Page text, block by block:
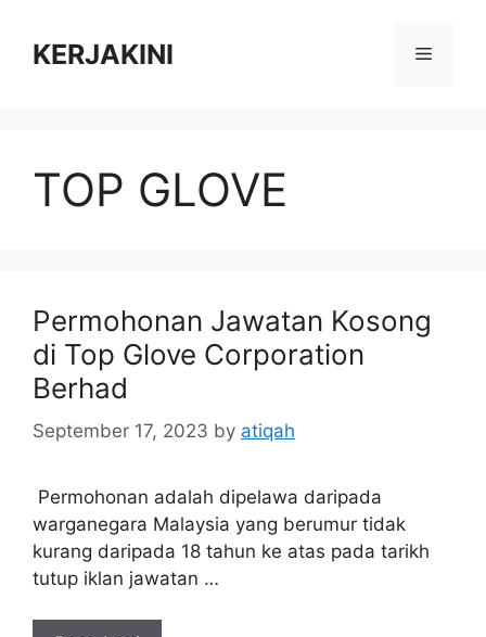
contentKERJAKINI Menu
TOP GLOVE
Permohonan Jawatan Kosong
di Top Glove Corporation
Berhad
September 17, 2023 by atiqah
Permohonan adalah dipelawa daripada
warganegara Malaysia yang berumur tidak
kurang daripada 18 tahun ke atas pada tarikh
tutup iklan jawatan …